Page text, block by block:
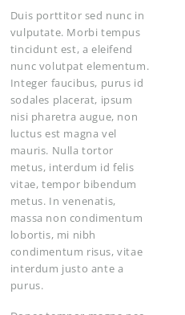
Duis porttitor sed nunc in
vulputate. Morbi tempus
tincidunt est, a eleifend
nunc volutpat elementum.
Integer faucibus, purus id
sodales placerat, ipsum
nisi pharetra augue, non
luctus est magna vel
mauris. Nulla tortor
metus, interdum id felis
vitae, tempor bibendum
metus. In venenatis,
massa non condimentum
lobortis, mi nibh
condimentum risus, vitae
interdum justo ante a
purus.